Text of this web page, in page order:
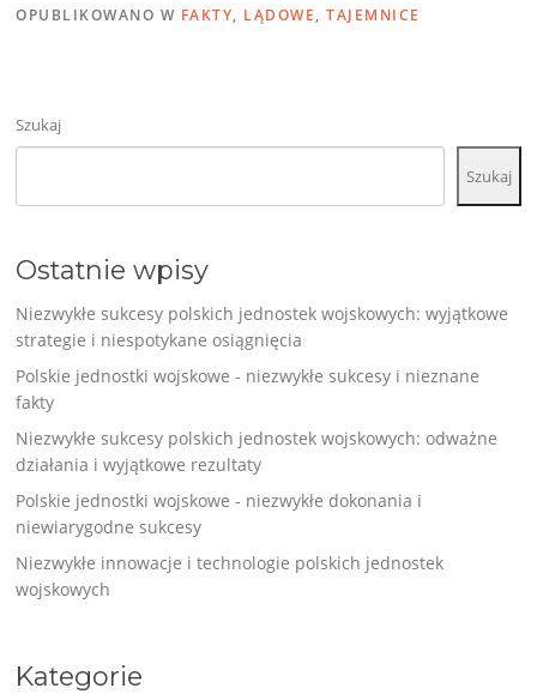
OPUBLIKOWANO W FAKTY, LĄDOWE,TAJEMNICE
Szukaj
Szukaj
Ostatnie wpisy
Niezwykłe sukcesy polskich jednostek wojskowych: wyjątkowe
strategie i niespotykane osiągnięcia
Polskie jednostki wojskowe - niezwykłe sukcesy i nieznane
fakty
Niezwykłe sukcesy polskich jednostek wojskowych: odważne
działania i wyjątkowe rezultaty
Polskie jednostki wojskowe - niezwykłe dokonania i
niewiarygodne sukcesy
Niezwykłe innowacje i technologie polskich jednostek
wojskowych
Kategorie